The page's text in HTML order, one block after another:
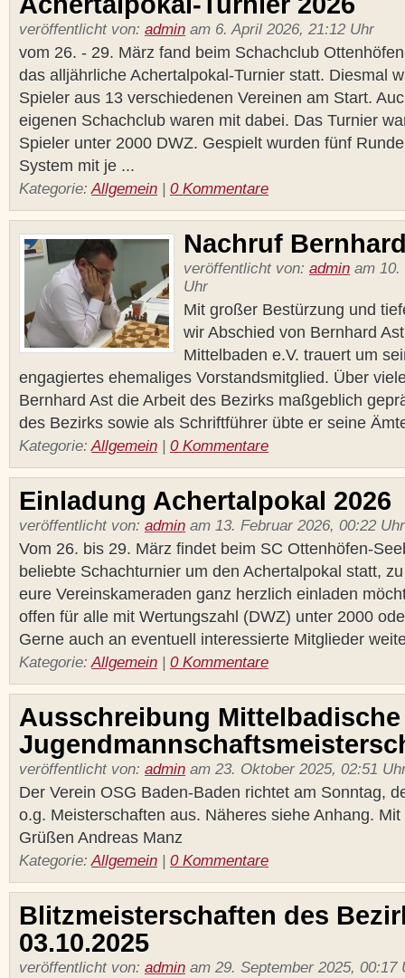
veröffentlicht von: admin am 6. April 2026, 21:12 Uhr
vom 26. - 29. März fand beim Schachclub
das alljährliche Achertalpokal-Turnier statt. Diesmal
Spieler aus 13 verschiedenen Vereinen am Start.
eigenen Schachclub waren mit dabei. Das Turnier
Spieler unter 2000 DWZ. Gespielt wurden fünf
System mit je ...
Kategorie:Allgemein 0 Kommentare
Nachruf
veröffentlicht von: admin am 10.
Uhr
Mit großer Bestürzung und
wir Abschied von Bernhard
Mittelbaden e.V. trauert um
engagiertes ehemaliges Vorstandsmitglied. Über
Bernhard Ast die Arbeit des Bezirks maßgeblich
des Bezirks sowie als Schriftführer übte er seine
Kategorie:Allgemein 0 Kommentare
Einladung Achertalpokal 2026
veröffentlicht von: admin am 13. Februar 2026, 00:22 Uhr
Vom 26. bis 29. März findet beim SC Ottenhöfen-
beliebte Schachturnier um den Achertalpokal statt,
eure Vereinskameraden ganz herzlich einladen
offen für alle mit Wertungszahl (DWZ) unter 2000
Gerne auch an eventuell interessierte Mitglieder
Kategorie:Allgemein 0 Kommentare
Ausschreibung Mittelbadische
veröffentlicht von: admin am 23. Oktober 2025, 02:51
Der Verein OSG Baden-Baden richtet am Sonntag,
o.g. Meisterschaften aus. Näheres siehe Anhang.
Grüßen Andreas Manz
Kategorie:Allgemein 0 Kommentare
Blitzmeisterschaften des
03.10.2025
veröffentlicht von: admin am 29. September 2025, 00:17